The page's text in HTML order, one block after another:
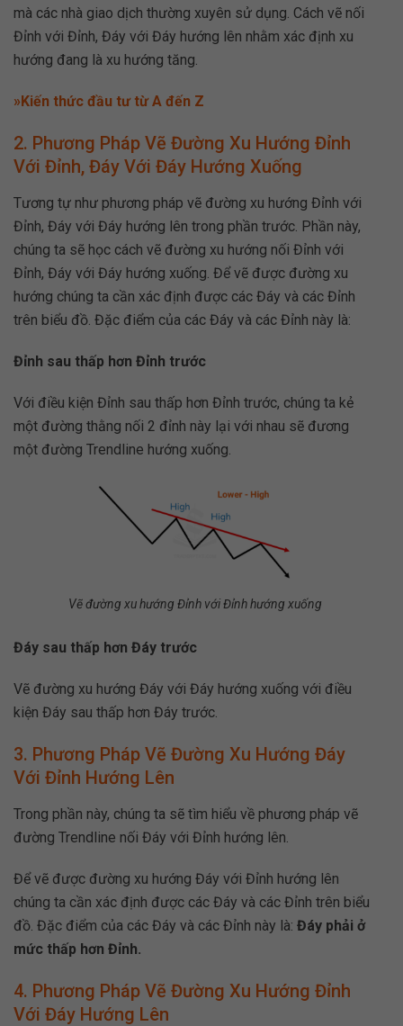
mà các nhà giao dịch thường xuyên sử dụng. Cách vẽ nối
Đỉnh với Đỉnh, Đáy với Đáy hướng lên nhằm xác định xu
hướng đang là xu hướng tăng.
»Kiến thức đầu tư từ A đến Z
2. Phương Pháp Vẽ Đường Xu Hướng Đỉnh
Với Đỉnh, Đáy Với Đáy Hướng Xuống
Tương tự như phương pháp vẽ đường xu hướng Đỉnh với
Đỉnh, Đáy với Đáy hướng lên trong phần trước. Phần này,
chúng ta sẽ học cách vẽ đường xu hướng nối Đỉnh với
Đỉnh, Đáy với Đáy hướng xuống. Để vẽ được đường xu
hướng chúng ta cần xác định được các Đáy và các Đỉnh
trên biểu đồ. Đặc điểm của các Đáy và các Đỉnh này là:
Đỉnh sau thấp hơn Đỉnh trước
Với điều kiện Đỉnh sau thấp hơn Đỉnh trước, chúng ta kẻ
một đường thằng nối 2 đỉnh này lại với nhau sẽ đương
một đường Trendline hướng xuống.
Vẽ đường xu hướng Đỉnh với Đỉnh hướng xuống
Đáy sau thấp hơn Đáy trước
Vẽ đường xu hướng Đáy với Đáy hướng xuống với điều
kiện Đáy sau thấp hơn Đáy trước.
3. Phương Pháp Vẽ Đường Xu Hướng Đáy
Với Đỉnh Hướng Lên
Trong phần này, chúng ta sẽ tìm hiểu về phương pháp vẽ
đường Trendline nối Đáy với Đỉnh hướng lên.
Để vẽ được đường xu hướng Đáy với Đỉnh hướng lên
chúng ta cần xác định được các Đáy và các Đỉnh trên biểu
đồ. Đặc điểm của các Đáy và các Đỉnh này là: Đáy phải ở
mức thấp hơn Đỉnh.
4. Phương Pháp Vẽ Đường Xu Hướng Đỉnh
Với Đáy Hướng Lên